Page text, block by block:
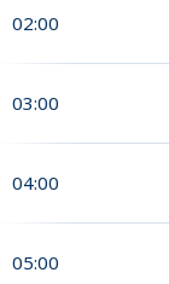
02:00
03:00
04:00
05:00